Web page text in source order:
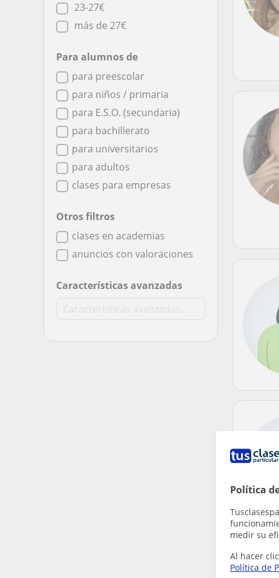
Política
medir su
Al hacer
Política de
23-27€
más de 27€
Para alumnos de
para preescolar
para niños / primaria
para E.S.O. (secundaria)
para bachillerato
para universitarios
para adultos
clases para empresas
Otros filtros
clases en academias
anuncios con valoraciones
Características avanzadas